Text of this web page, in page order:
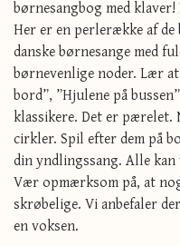
børnesangbog med
Her er en perlerække af de
danske børnesange med
børnevenlige noder. Lær
bord”, ”Hjulene på
klassikere. Det er pærelet.
cirkler. Spil efter dem på
din yndlingssang. Alle kan
Vær opmærksom på, at
skrøbelige. Vi anbefaler
en voksen.